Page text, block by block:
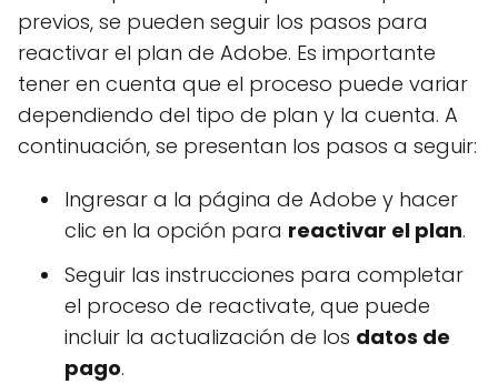
previos, se pueden seguir los pasos para
reactivar el plan de Adobe. Es importante
tener en cuenta que el proceso puede variar
dependiendo del tipo de plan y la cuenta. A
continuación, se presentan los pasos a seguir:
Ingresar a la página de Adobe y hacer
clic en la opción para reactivar el plan.
Seguir las instrucciones para completar
el proceso de reactivate, que puede
incluir la actualización de los datos de
pago.